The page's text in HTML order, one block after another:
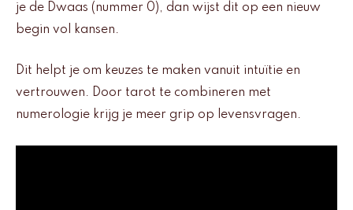
je de Dwaas (nummer 0), dan wijst dit op een nieuw
begin vol kansen.
Dit helpt je om keuzes te maken vanuit intuïtie en
vertrouwen. Door tarot te combineren met
numerologie krijg je meer grip op levensvragen.